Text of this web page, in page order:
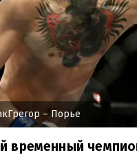
– Порье
временный